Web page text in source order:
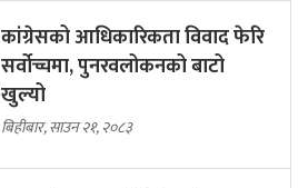
कांग्रेसको आधिकारिकता विवाद फेरि
सर्वोच्चमा, पुनरवलोकनको बाटो
खुल्यो
बिहीबार, साउन २१, २०८३